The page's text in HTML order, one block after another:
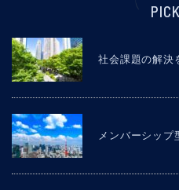
社会課題の解決
メンバーシップ